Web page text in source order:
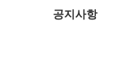
공지사항